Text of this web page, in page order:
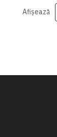
Afișează